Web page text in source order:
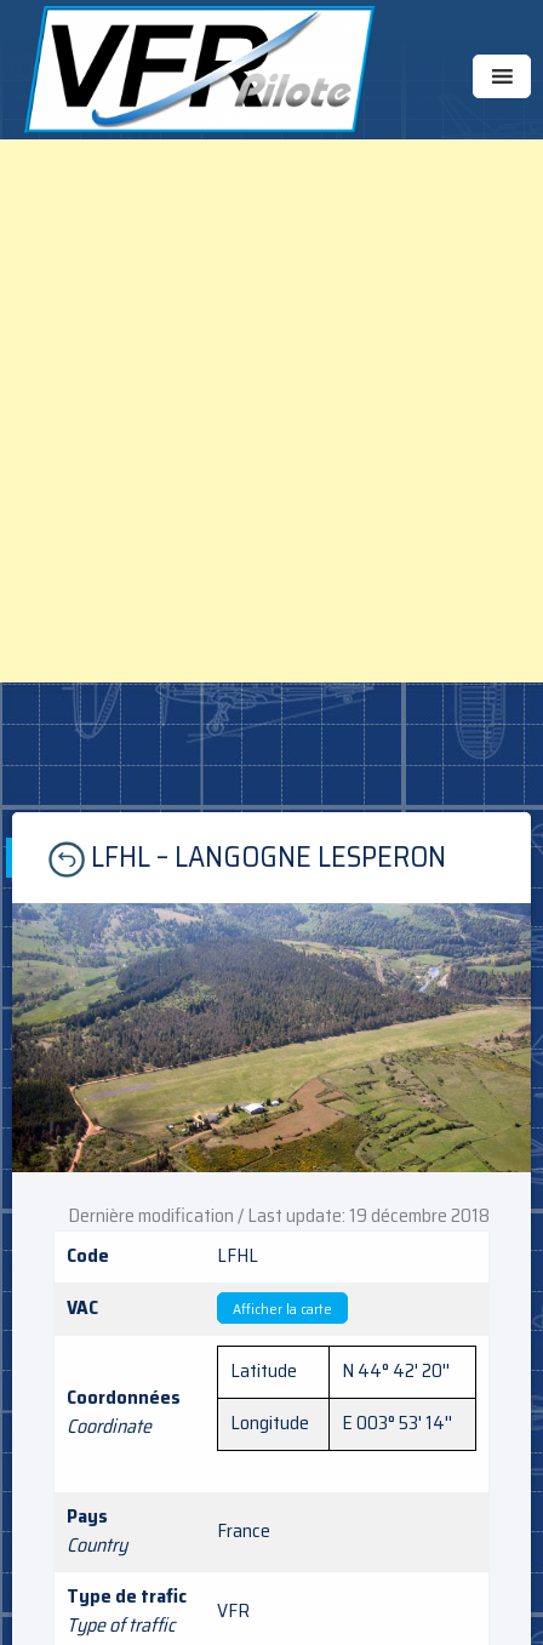
Skip
content
LFHL – LANGOGNE LESPERON
Dernière modification / Last update: 19 décembre 2018
Code
LFHL
VAC
Afficher la carte
Coordonnées
Coordinate
Latitude
N 44° 42' 20''
Longitude
E 003° 53' 14''
Pays
Country
France
Type de trafic
Type of traffic
VFR